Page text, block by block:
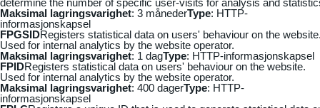
Maksimal lagringsvarighet: 3 månederType: HTTP-
informasjonskapsel
FPGSIDRegisters statistical data on users' behaviour on the
Used for internal analytics by the website operator.
Maksimal lagringsvarighet: 1 dagType: HTTP-informasjonskapsel
FPIDRegisters statistical data on users' behaviour on the website.
Used for internal analytics by the website operator.
Maksimal lagringsvarighet: 400 dagerType: HTTP-
informasjonskapsel